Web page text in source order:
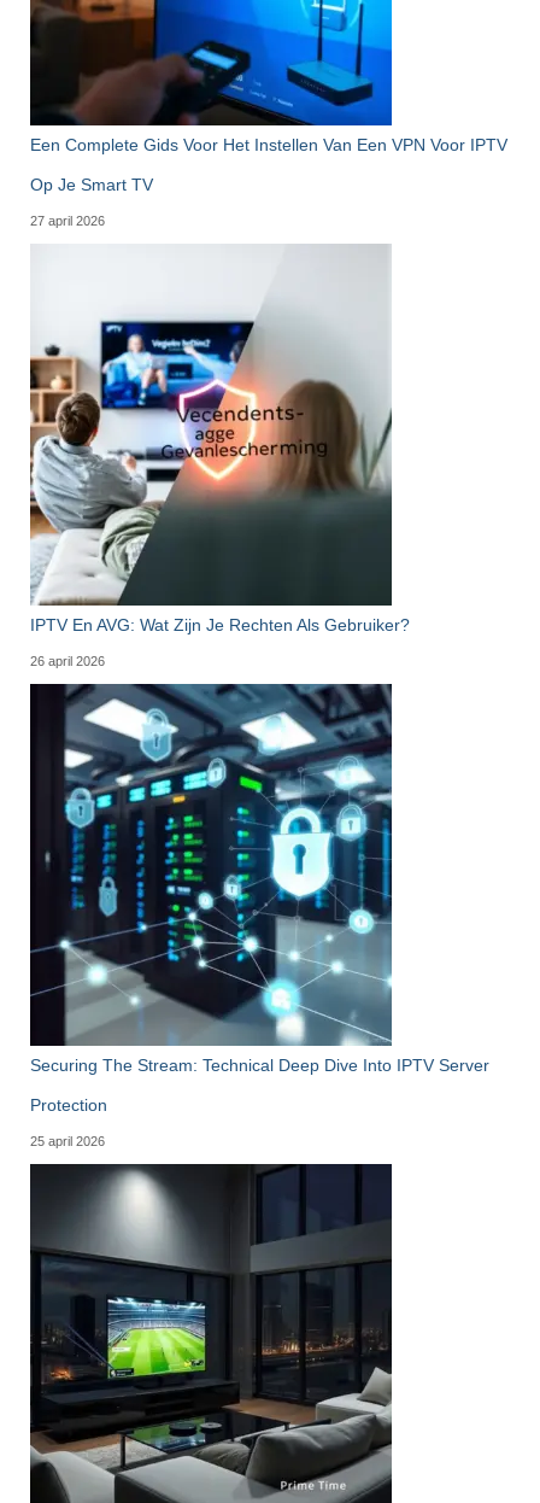
Een Complete Gids Voor Het Instellen Van Een VPN Voor IPTV
Op Je Smart TV
27 april 2026
IPTV En AVG: Wat Zijn Je Rechten Als Gebruiker?
26 april 2026
Securing The Stream: Technical Deep Dive Into IPTV Server
Protection
25 april 2026